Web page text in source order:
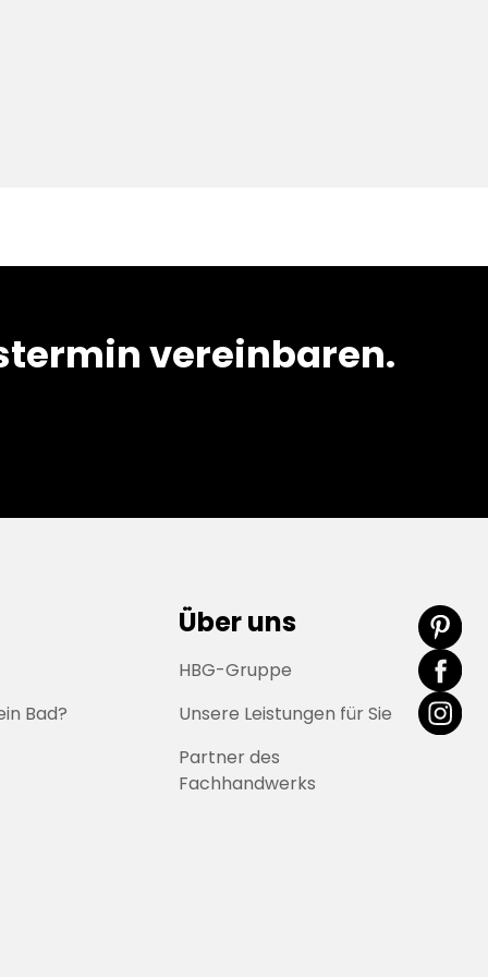
vereinbaren.
Bad?
Über uns
HBG-Gruppe
Unsere Leistungen für Sie
Partner des
Fachhandwerks